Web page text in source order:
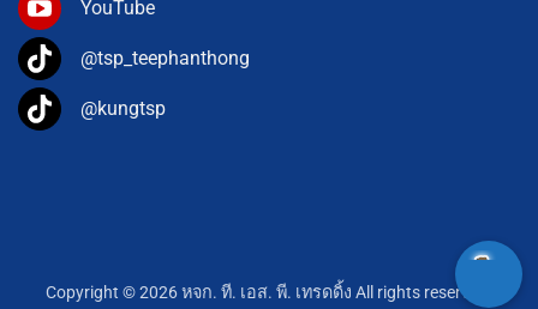
YouTube
@tsp_teephanthong
@kungtsp
Copyright © 2026 หจก. ที. เอส. พี. เทรดดิ้ง All rights reserved.